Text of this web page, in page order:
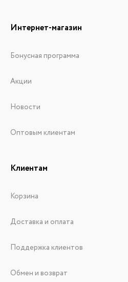
Интернет-магазин
Бонусная программа
Акции
Новости
Оптовым клиентам
Клиентам
Корзина
Доставка и оплата
Поддержка клиентов
Обмен и возврат